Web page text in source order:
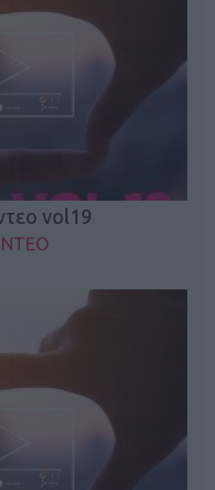
vol19